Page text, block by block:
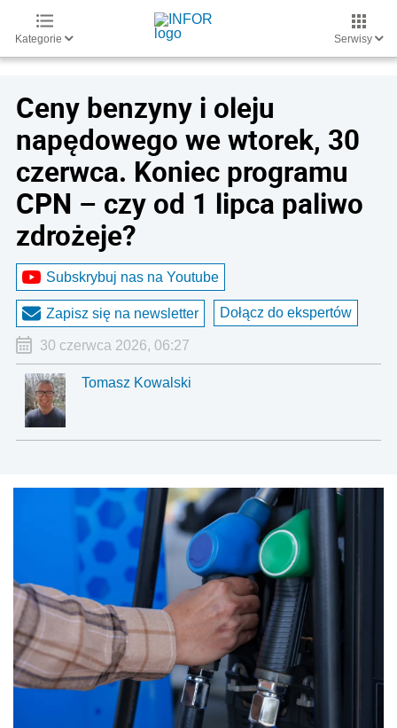
Kategorie Serwisy
Ceny benzyny i oleju
napędowego we wtorek, 30
czerwca. Koniec programu
CPN – czy od 1 lipca paliwo
zdrożeje?
Subskrybuj nas na Youtube
Zapisz się na newsletter Dołącz do ekspertów
30 czerwca 2026, 06:27
Tomasz Kowalski